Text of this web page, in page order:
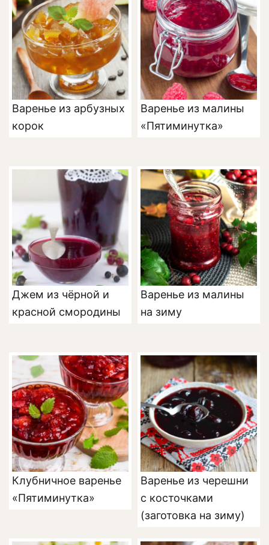
Варенье из арбузных
корок
Варенье из малины
«Пятиминутка»
Джем из чёрной и
красной смородины
Варенье из малины
на зиму
Клубничное варенье
«Пятиминутка»
Варенье из черешни
с косточками
(заготовка на зиму)